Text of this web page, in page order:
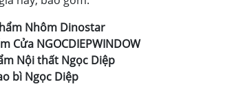
Nhôm Dinostar
Cửa NGOCDIEPWINDOW
Nội thất Ngọc Diệp
bì Ngọc Diệp